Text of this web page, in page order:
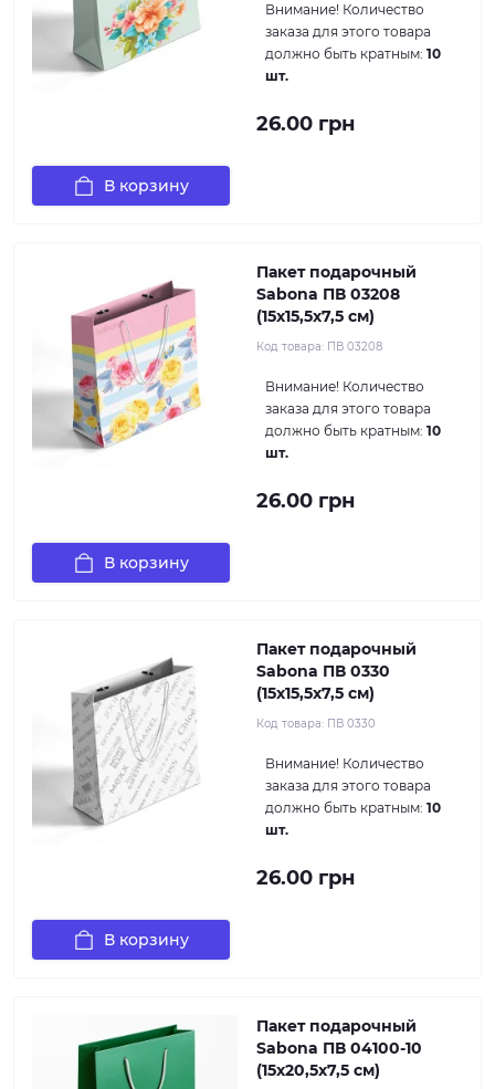
Внимание! Количество
заказа для этого товара
должно быть кратным: 10
шт.
26.00 грн
В корзину
Пакет подарочный
Sabona ПВ 03208
(15x15,5x7,5 см)
Код товара: ПВ 03208
Внимание! Количество
заказа для этого товара
должно быть кратным: 10
шт.
26.00 грн
В корзину
Пакет подарочный
Sabona ПВ 0330
(15x15,5x7,5 см)
Код товара: ПВ 0330
Внимание! Количество
заказа для этого товара
должно быть кратным: 10
шт.
26.00 грн
В корзину
Пакет подарочный
Sabona ПВ 04100-10
(15x20,5x7,5 см)